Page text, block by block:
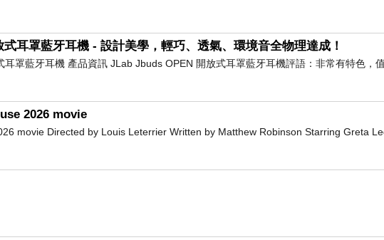
耳罩藍牙耳機 - 設計美學，輕巧、透氣、環境音全物理達成！
罩藍牙耳機 產品資訊 JLab Jbuds OPEN 開放式耳罩藍牙耳機評語：非常有特色，
2026 movie
movie Directed by Louis Leterrier Written by Matthew Robinson Starring Greta